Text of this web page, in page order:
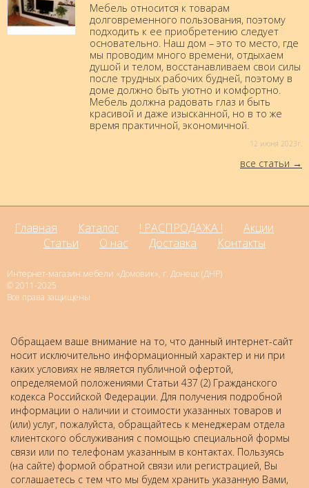
Мебель относится к товарам
долговременного пользования, поэтому
подходить к ее приобретению следует
основательно. Наш дом – это то место, где
мы проводим много времени, отдыхаем
душой и телом, восстанавливаем свои силы
после трудных рабочих будней, поэтому в
доме должно быть уютно и комфортно.
Мебель должна радовать глаз и быть
красивой и даже изысканной, но в то же
время практичной, экономичной.
12 июня 2023г.
все статьи
Главная Каталог ! РАСПРОДАЖА !
Акции
Статьи
О нас Доставка Контакты
Интернет-магазин мебели «Домовик», г. Донецк (ДНР)
© 2011-2025
Все права защищены
Обращаем ваше внимание на то, что данный интернет-сайт
носит исключительно информационный характер и ни при
каких условиях не является публичной офертой,
определяемой положениями Статьи 437 (2) Гражданского
кодекса Российской Федерации. Для получения подробной
информации о наличии и стоимости указанных товаров и
(или) услуг, пожалуйста, обращайтесь к менеджерам отдела
клиентского обслуживания с помощью специальной формы
связи или по телефонам указанным в контактах. Пользуясь
(на сайте) формой обратной связи или регистрацией, Вы
соглашаетесь с тем что мы будем хранить указанную Вами,